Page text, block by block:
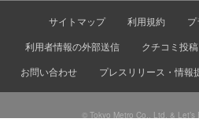
サイトマップ 利用規約
利用者情報の外部送信
クチコミ投
お問い合わせ
プレスリリース・情報
© Tokyo Metro Co., Ltd. & Let’s